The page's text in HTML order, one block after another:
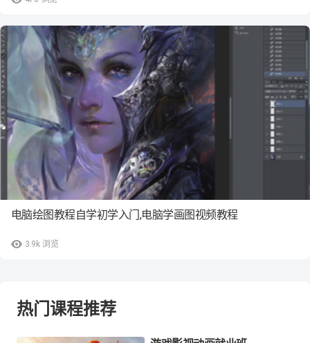
3.9k 浏览
电脑绘图教程自学初学入门,电脑学画图视频教程
热门课程推荐